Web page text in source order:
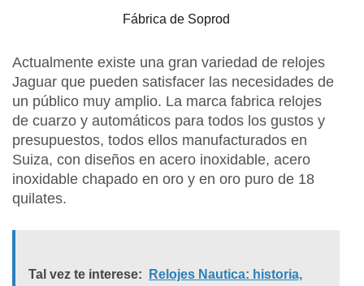
Fábrica de Soprod
Actualmente existe una gran variedad de relojes
Jaguar que pueden satisfacer las necesidades de
un público muy amplio. La marca fabrica relojes
de cuarzo y automáticos para todos los gustos y
presupuestos, todos ellos manufacturados en
Suiza, con diseños en acero inoxidable, acero
inoxidable chapado en oro y en oro puro de 18
quilates.
Tal vez te interese:
Relojes Nautica: historia,